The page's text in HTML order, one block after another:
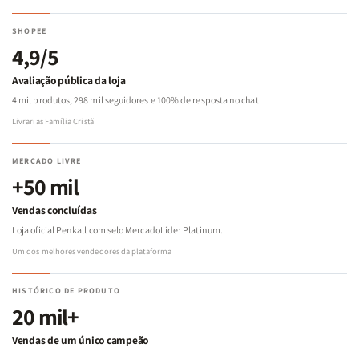
SHOPEE
4,9/5
Avaliação pública da loja
4 mil produtos, 298 mil seguidores e 100% de resposta no chat.
Livrarias Família Cristã
MERCADO LIVRE
+50 mil
Vendas concluídas
Loja oficial Penkall com selo MercadoLíder Platinum.
Um dos melhores vendedores da plataforma
HISTÓRICO DE PRODUTO
20 mil+
Vendas de um único campeão